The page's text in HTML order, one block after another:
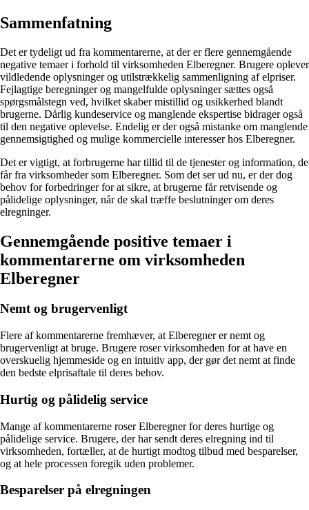
Sammenfatning
Det er tydeligt ud fra kommentarerne, at der er flere gennemgående
negative temaer i forhold til virksomheden Elberegner. Brugere oplever
vildledende oplysninger og utilstrækkelig sammenligning af elpriser.
Fejlagtige beregninger og mangelfulde oplysninger sættes også
spørgsmålstegn ved, hvilket skaber mistillid og usikkerhed blandt
brugerne. Dårlig kundeservice og manglende ekspertise bidrager også
til den negative oplevelse. Endelig er der også mistanke om manglende
gennemsigtighed og mulige kommercielle interesser hos Elberegner.
Det er vigtigt, at forbrugerne har tillid til de tjenester og information, de
får fra virksomheder som Elberegner. Som det ser ud nu, er der dog
behov for forbedringer for at sikre, at brugerne får retvisende og
pålidelige oplysninger, når de skal træffe beslutninger om deres
elregninger.
Gennemgående positive temaer i
kommentarerne om virksomheden
Elberegner
Nemt og brugervenligt
Flere af kommentarerne fremhæver, at Elberegner er nemt og
brugervenligt at bruge. Brugere roser virksomheden for at have en
overskuelig hjemmeside og en intuitiv app, der gør det nemt at finde
den bedste elprisaftale til deres behov.
Hurtig og pålidelig service
Mange af kommentarerne roser Elberegner for deres hurtige og
pålidelige service. Brugere, der har sendt deres elregning ind til
virksomheden, fortæller, at de hurtigt modtog tilbud med besparelser,
og at hele processen foregik uden problemer.
Besparelser på elregningen